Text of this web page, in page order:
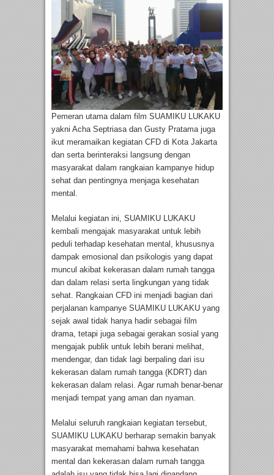
Pemeran utama dalam film SUAMIKU LUKAKU
yakni Acha Septriasa dan Gusty Pratama juga
ikut meramaikan kegiatan CFD di Kota Jakarta
dan serta berinteraksi langsung dengan
masyarakat dalam rangkaian kampanye hidup
sehat dan pentingnya menjaga kesehatan
mental.
Melalui kegiatan ini, SUAMIKU LUKAKU
kembali mengajak masyarakat untuk lebih
peduli terhadap kesehatan mental, khususnya
dampak emosional dan psikologis yang dapat
muncul akibat kekerasan dalam rumah tangga
dan dalam relasi serta lingkungan yang tidak
sehat. Rangkaian CFD ini menjadi bagian dari
perjalanan kampanye SUAMIKU LUKAKU yang
sejak awal tidak hanya hadir sebagai film
drama, tetapi juga sebagai gerakan sosial yang
mengajak publik untuk lebih berani melihat,
mendengar, dan tidak lagi berpaling dari isu
kekerasan dalam rumah tangga (KDRT) dan
kekerasan dalam relasi. Agar rumah benar-benar
menjadi tempat yang aman dan nyaman.
Melalui seluruh rangkaian kegiatan tersebut,
SUAMIKU LUKAKU berharap semakin banyak
masyarakat memahami bahwa kesehatan
mental dan kekerasan dalam rumah tangga